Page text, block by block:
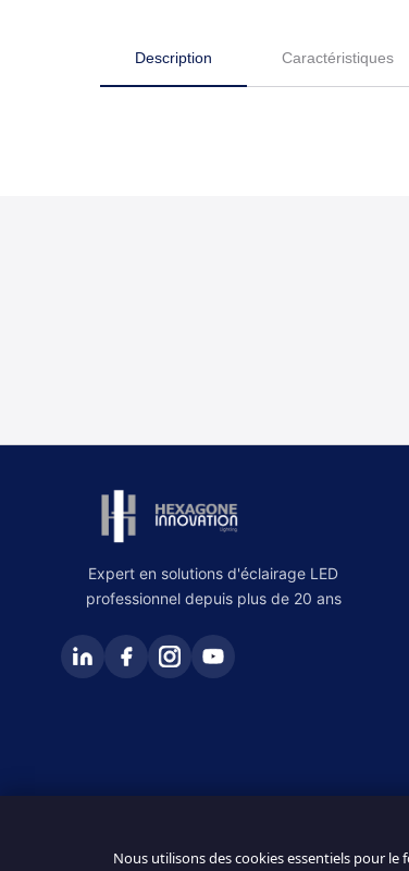
Description Caractéristiques
Expert en solutions d'éclairage LED
professionnel depuis plus de 20 ans
© 2026 Hexagone Innovation. Tous droits
Nous utilisons des cookies essentiels pour